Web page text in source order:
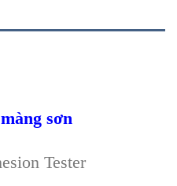
sơn
Tester